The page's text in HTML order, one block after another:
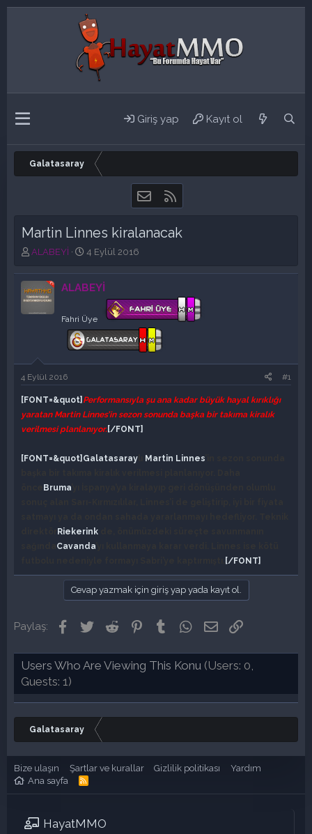
Giriş yap Kayıt ol
Galatasaray
Bize ulaşın
Martin Linnes kiralanacak
K
n
b
u
y
ş
l
t
a
n
ALABEYİ
B
ş
l
g
ı
ç
t
i
h
i
4 Eylül 2016
ALABEYİ
Fahri Üye
4 Eylül 2016 #1
[FONT=&quot] Performansıyla şu ana kadar büyük hayal kırıklığı
yaratan Martin Linnes’in sezon sonunda başka bir takıma kiralık
verilmesi planlanıyor.[/FONT]
[FONT=&quot] Galatasaray Martin Linnes
Bruma
Riekerink
Cavanda
[/FONT]
Cevap yazmak için giriş yap yada kayıt ol.
Paylaş: Facebook
TwitterReddit PinterestTumblr WhatsApp
E-postaLink
Users Who Are Viewing This Konu (Users: 0,
Guests: 1)
Galatasaray
Bize ulaşın Şartlar ve kurallar Gizlilik politikası
Yardım
Ana sayfa
R
HayatMMO